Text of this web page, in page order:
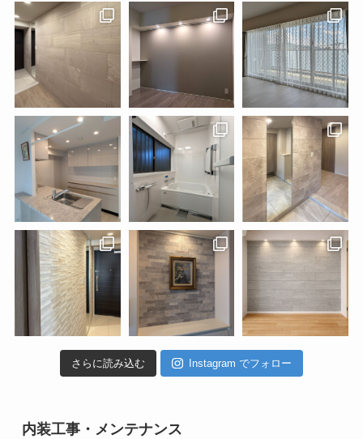
さらに読み込む Instagram でフォロー
内装工事・メンテナンス